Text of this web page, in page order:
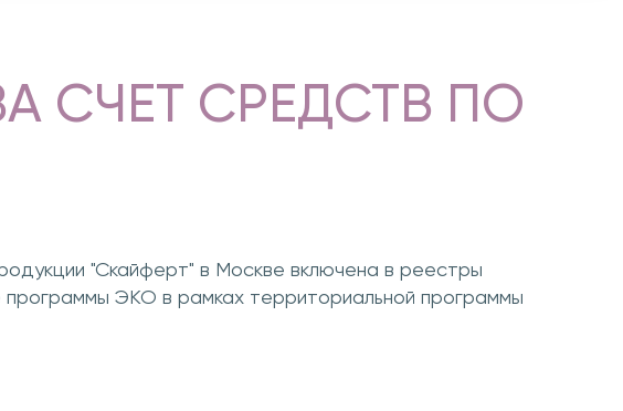
СЧЕТ СРЕДСТВ ПО
"Скайферт" в Москве включена в реестры
программы ЭКО в рамках территориальной программы